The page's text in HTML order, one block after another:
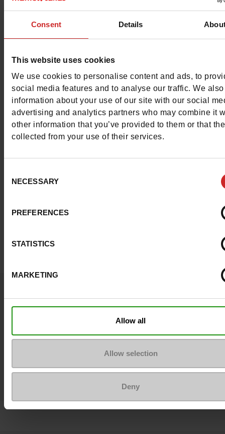
Consent Details
This website uses cookies
We use cookies to personalise content and ads, to
social media features and to analyse our traffic. We
information about your use of our site with our social
advertising and analytics partners who may combine it
other information that you’ve provided to them or that
collected from your use of their services.
Selection
NECESSARY
PREFERENCES
STATISTICS
MARKETING
Allow all
Allow selection
Deny
Kenmerken
Breedte van de Raad normal
Waterbestendig Neen
Eco-score E
ProductAttribute.DisplayName.532
Join the community
#LoveManietLuxus